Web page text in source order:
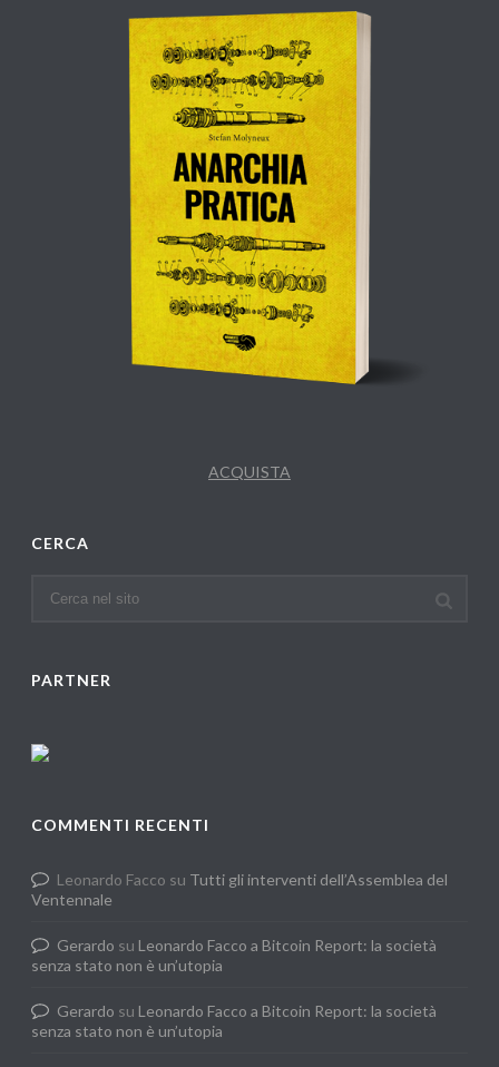
ACQUISTA
CERCA
PARTNER
COMMENTI RECENTI
Leonardo Facco su Tutti gli interventi dell’Assemblea del
Ventennale
Gerardo su Leonardo Facco a Bitcoin Report: la società
senza stato non è un’utopia
Gerardo su Leonardo Facco a Bitcoin Report: la società
senza stato non è un’utopia